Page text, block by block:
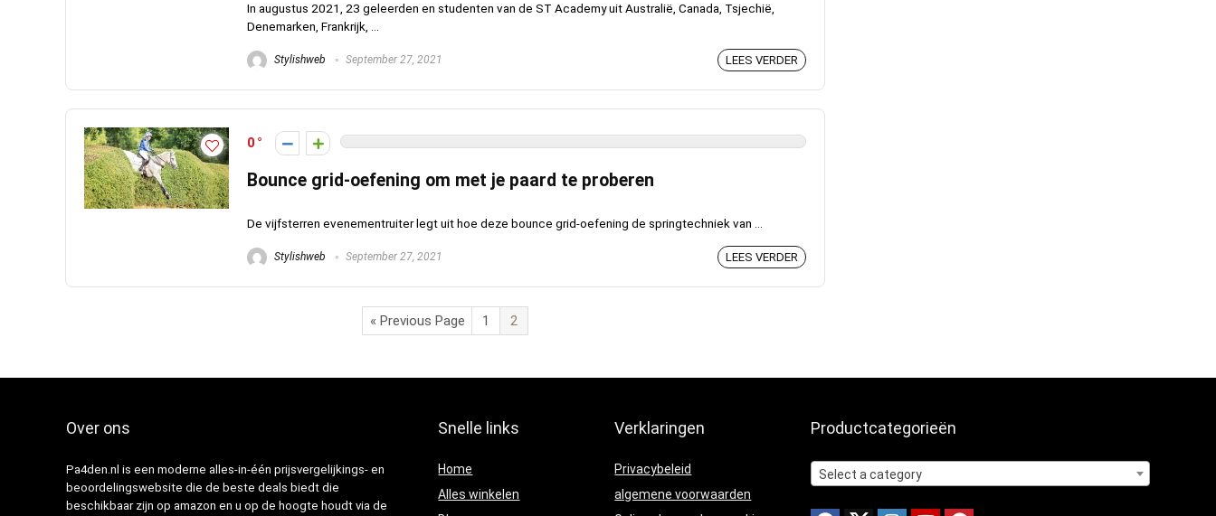
In augustus 2021, 23 geleerden en studenten van de ST Academy uit Australië, Canada, Tsjechië,
Denemarken, Frankrijk, ...
Stylishweb September 27, 2021 LEES VERDER
0
Bounce grid-oefening om met je paard te proberen
De vijfsterren evenementruiter legt uit hoe deze bounce grid-oefening de springtechniek van ...
Stylishweb September 27, 2021 LEES VERDER
« Previous Page 1 2
Over ons
Pa4den.nl is een moderne alles-in-één prijsvergelijkings- en
beoordelingswebsite die de beste deals biedt die
beschikbaar zijn op amazon en u op de hoogte houdt via de
Snelle links
Home
Alles winkelen
Verklaringen
Privacybeleid
algemene voorwaarden
Productcategorieën
Select a category